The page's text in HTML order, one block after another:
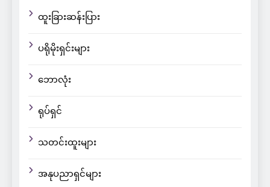
ထူးခြားဆန်းပြား
ပရိုမိုးရှင်းများ
ဘောလုံး
ရုပ်ရှင်
သတင်းထူးများ
အနုပညာရှင်များ